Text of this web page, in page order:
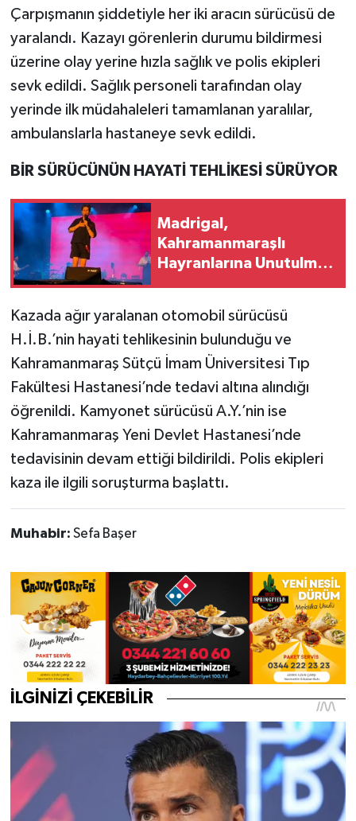
Çarpışmanın şiddetiyle her iki aracın sürücüsü de
yaralandı. Kazayı görenlerin durumu bildirmesi
üzerine olay yerine hızla sağlık ve polis ekipleri
sevk edildi. Sağlık personeli tarafından olay
yerinde ilk müdahaleleri tamamlanan yaralılar,
ambulanslarla hastaneye sevk edildi.
BİR SÜRÜCÜNÜN HAYATİ TEHLİKESİ SÜRÜYOR
Madrigal,
Kahramanmaraşlı
Hayranlarına Unutulmaz
Kazada ağır yaralanan otomobil sürücüsü
H.İ.B.’nin hayati tehlikesinin bulunduğu ve
Kahramanmaraş Sütçü İmam Üniversitesi Tıp
Fakültesi Hastanesi’nde tedavi altına alındığı
öğrenildi. Kamyonet sürücüsü A.Y.’nin ise
Kahramanmaraş Yeni Devlet Hastanesi’nde
tedavisinin devam ettiği bildirildi. Polis ekipleri
kaza ile ilgili soruşturma başlattı.
Muhabir: Sefa Başer